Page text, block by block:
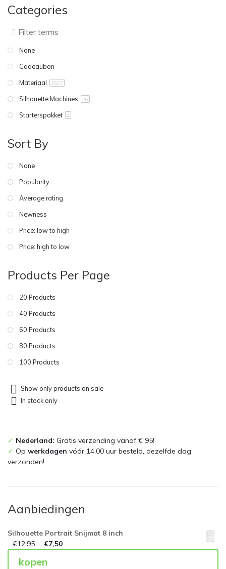
Categories
None
Cadeaubon
Materiaal
2577
Silhouette Machines 26
Starterspakket 4
Sort By
None
Popularity
Average rating
Newness
Price: low to high
Price: high to low
Products Per Page
20 Products
40 Products
60 Products
80 Products
100 Products
Show only products on sale
In stock only
✓ Nederland: Gratis verzending vanaf € 95!
✓ Op werkdagen vóór 14.00 uur besteld, dezelfde dag
verzonden!
Aanbiedingen
Silhouette Portrait Snijmat 8 inch
€12,95 €7,50
kopen